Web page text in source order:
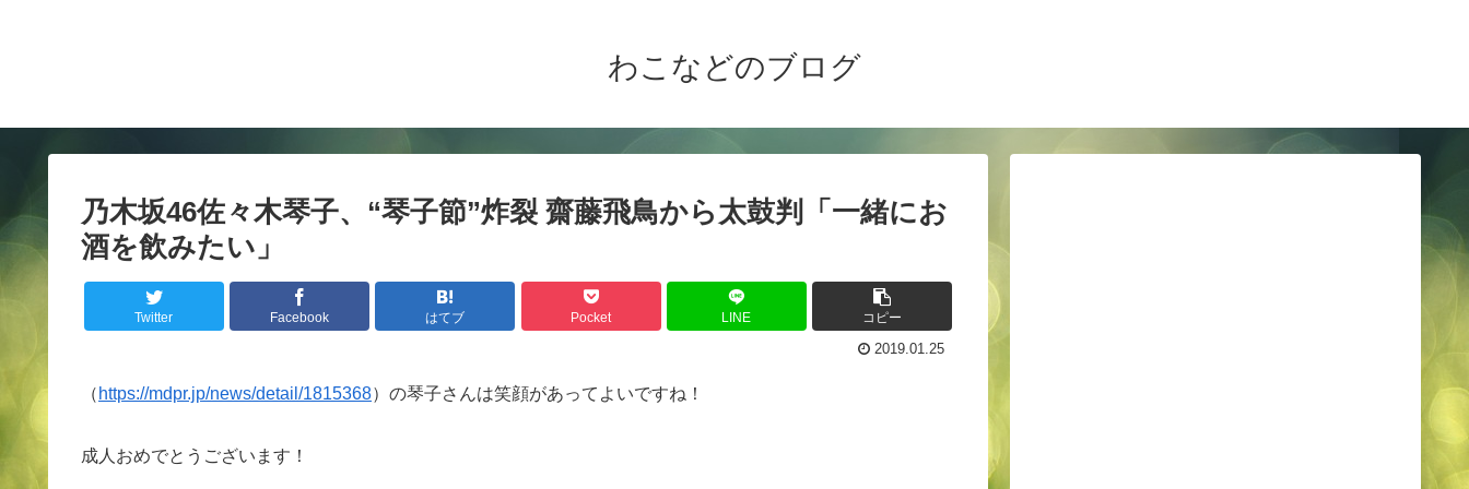
わこなどのブログ
乃木坂46佐々木琴子、“琴子節”炸裂 齋藤飛鳥から太鼓判「一緒にお
酒を飲みたい」
Twitter Facebook はてブ Pocket LINE コピー
2019.01.25
（ https://mdpr.jp/news/detail/1815368）の琴子さんは笑顔があってよいですね！
成人おめでとうございます！